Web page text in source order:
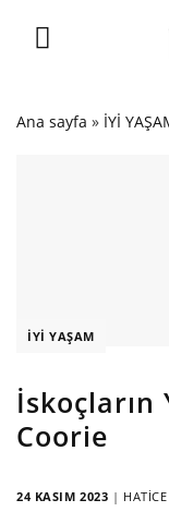
Ana sayfa » İYİ
İYİ YAŞAM
İskoçların
Coorie
24 KASIM 2023 |